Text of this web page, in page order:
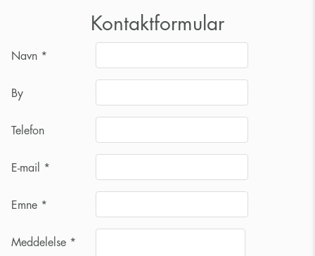
Kontaktformular
Navn *
By
Telefon
E-mail *
Emne *
Meddelelse *